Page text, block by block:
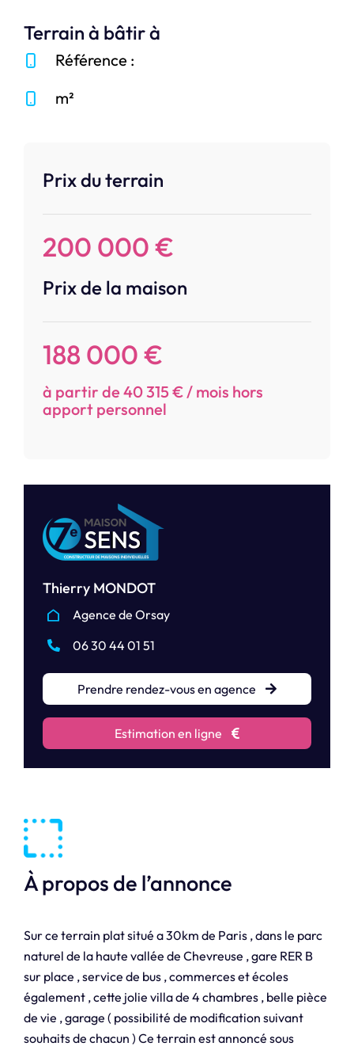
Prix du terrain
200 000 €
Prix de la maison
188 000 €
à partir de 40 315 € / mois hors
apport personnel
Thierry MONDOT
Agence de Orsay
06 30 44 01 51
Prendre rendez-vous en agence
Estimation en ligne
Terrain à bâtir à
Référence :
m²
À propos de l’annonce
Sur ce terrain plat situé a 30km de Paris , dans le parc
naturel de la haute vallée de Chevreuse , gare RER B
sur place , service de bus , commerces et écoles
également , cette jolie villa de 4 chambres , belle pièce
de vie , garage ( possibilité de modification suivant
souhaits de chacun ) Ce terrain est annoncé sous